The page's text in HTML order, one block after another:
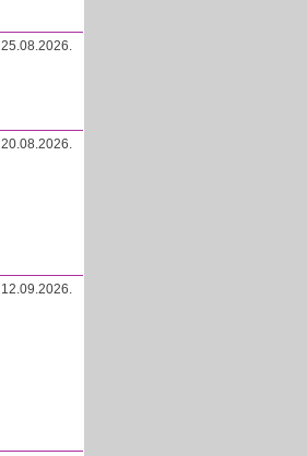
25.08.2026.
20.08.2026.
12.09.2026.